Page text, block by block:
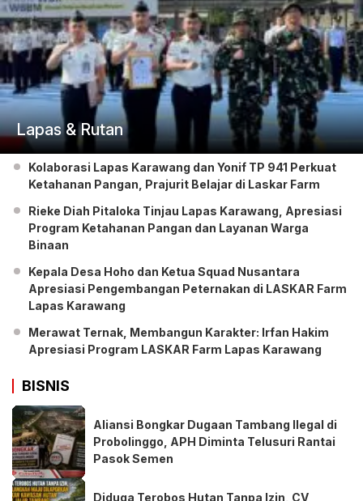
Lapas & Rutan
Kolaborasi Lapas Karawang dan Yonif TP 941 Perkuat
Ketahanan Pangan, Prajurit Belajar di Laskar Farm
Rieke Diah Pitaloka Tinjau Lapas Karawang, Apresiasi
Program Ketahanan Pangan dan Layanan Warga
Binaan
Kepala Desa Hoho dan Ketua Squad Nusantara
Apresiasi Pengembangan Peternakan di LASKAR Farm
Lapas Karawang
Merawat Ternak, Membangun Karakter: Irfan Hakim
Apresiasi Program LASKAR Farm Lapas Karawang
BISNIS
Aliansi Bongkar Dugaan Tambang Ilegal di
Probolinggo, APH Diminta Telusuri Rantai
Pasok Semen
Diduga Terobos Hutan Tanpa Izin, CV